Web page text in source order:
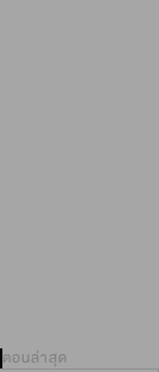
ตอนล่าสุด